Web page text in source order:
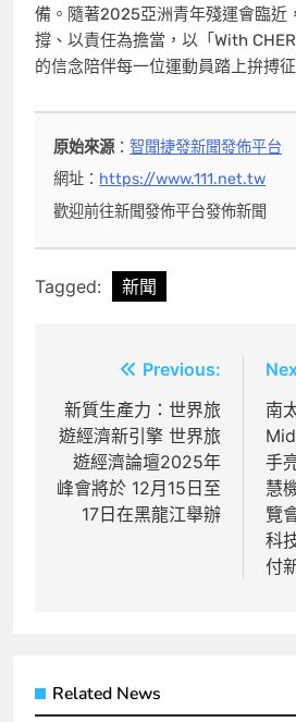
備。隨著2025亞洲青年殘運會臨近
撐、以責任為擔當，以「With
的信念陪伴每一位運動員
原始來源：智聞捷發新聞發佈平台
網址： https://www.111.net.tw
歡迎前往新聞發佈平台發佈新聞
Tagged: 新聞
章
導
覽
Previous:
新質生產力：世界旅
遊經濟新引擎 世界旅
遊經濟論壇2025年
峰會將於 12月15日至
17日在黑龍江舉辦
南
手
慧
覽
科
付
Related News